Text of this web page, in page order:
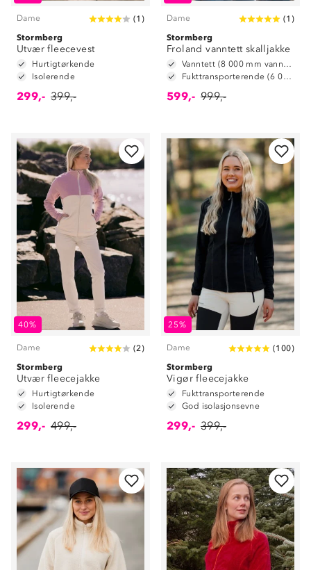
Dame (1 )
Stormberg
Utvær fleecevest
Hurtigtørkende
Isolerende
299,- 399,-
Dame (1 )
Stormberg
Froland vanntett skalljakke
Vanntett (8 000 mm vannsøyle)
Fukttransporterende (6 000 g/m2/24t)
599,- 999,-
40%
Dame (2)
Stormberg
Utvær fleecejakke
Hurtigtørkende
Isolerende
299,- 499,-
25%
Dame (100)
Stormberg
Vigør fleecejakke
Fukttransporterende
God isolasjonsevne
299,- 399,-